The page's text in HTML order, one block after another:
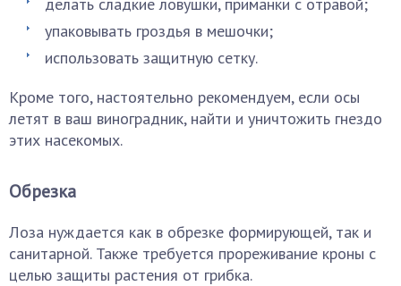
упаковывать гроздья в мешочки;
использовать защитную сетку.
Кроме того, настоятельно рекомендуем, если осы
летят в ваш виноградник, найти и уничтожить гнездо
этих насекомых.
Обрезка
Лоза нуждается как в обрезке формирующей, так и
санитарной. Также требуется прореживание кроны с
целью защиты растения от грибка.